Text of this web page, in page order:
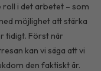
roll i det arbetet – som
möjlighet att stärka
tidigt. Först när
kan vi säga att vi
den faktiskt är.